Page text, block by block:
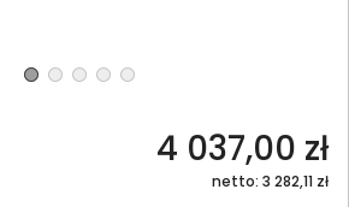
4 037,00 zł
netto: 3 282,11 zł